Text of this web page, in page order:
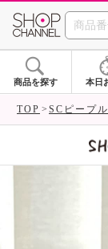
商品を探す 本日
TOP SCピープル